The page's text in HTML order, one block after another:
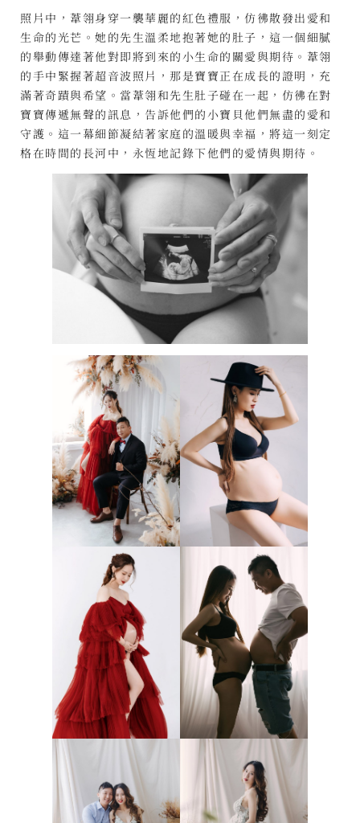
照片中，葦翎身穿一襲華麗的紅色禮服，仿彿散發出愛和
生命的光芒。她的先生溫柔地抱著她的肚子，這一個細膩
的舉動傳達著他對即將到來的小生命的關愛與期待。葦翎
的手中緊握著超音波照片，那是寶寶正在成長的證明，充
滿著奇蹟與希望。當葦翎和先生肚子碰在一起，仿彿在對
寶寶傳遞無聲的訊息，告訴他們的小寶貝他們無盡的愛和
守護。這一幕細節凝結著家庭的溫暖與幸福，將這一刻定
格在時間的長河中，永恆地記錄下他們的愛情與期待。